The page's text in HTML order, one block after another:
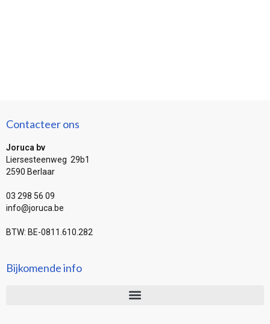
Contacteer ons
Joruca bv
Liersesteenweg 29b1
2590 Berlaar
03 298 56 09
info@joruca.be
BTW: BE-0811.610.282
Bijkomende info